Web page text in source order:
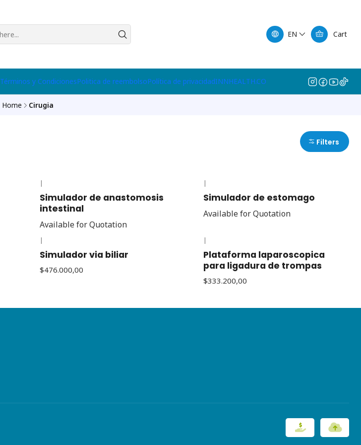
EN Cart
Términos y CondicionesPolitica de reembolsoPolítica de privacidadINNHEALTH.CO
Home Cirugia
Filters
|
Simulador de anastomosis
intestinal
Available for Quotation
|
Simulador de estomago
Available for Quotation
|
Simulador via biliar
$476.000,00
|
Plataforma laparoscopica
para ligadura de trompas
$333.200,00